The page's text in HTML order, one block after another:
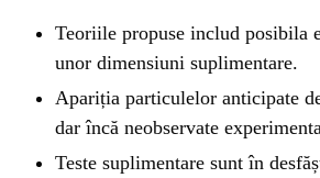
Teoriile propuse includ posibila
unor dimensiuni suplimentare.
Apariția particulelor anticipate
dar încă neobservate
Teste suplimentare sunt în